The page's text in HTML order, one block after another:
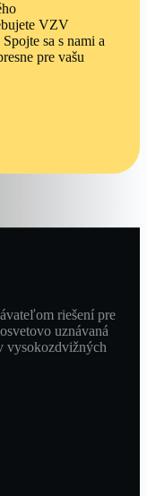
VZV
sa s nami a
pre vašu
riešení pre
uznávaná
vysokozdvižných